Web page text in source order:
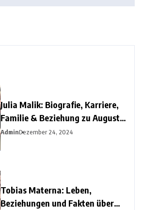
Julia Malik: Biografie, Karriere,
Familie & Beziehung zu August
Diehl
AdminDezember 24, 2024
Tobias Materna: Leben,
Beziehungen und Fakten über